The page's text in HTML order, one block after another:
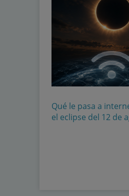
Qué le pasa a
el eclipse del 12 de